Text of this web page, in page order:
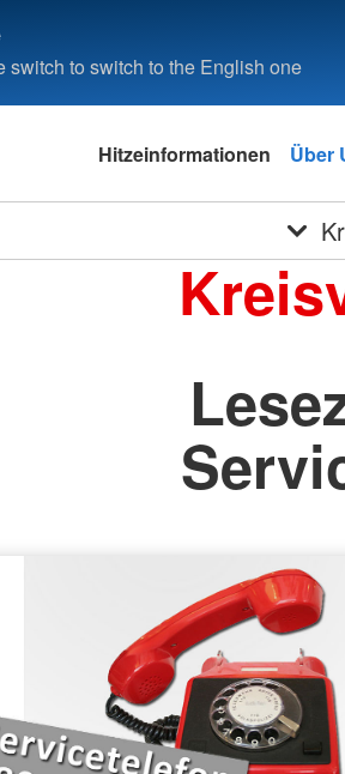
switch to switch to the English one
Hitzeinformationen Über